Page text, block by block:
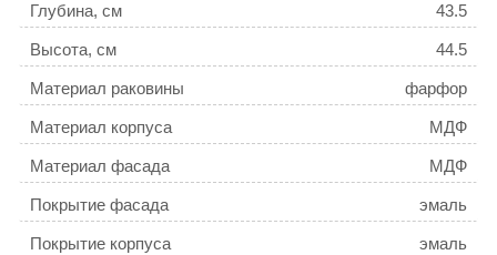
Глубина, см 43.5
Высота, см 44.5
Материал раковины фарфор
Материал корпуса МДФ
Материал фасада МДФ
Покрытие фасада эмаль
Покрытие корпуса эмаль